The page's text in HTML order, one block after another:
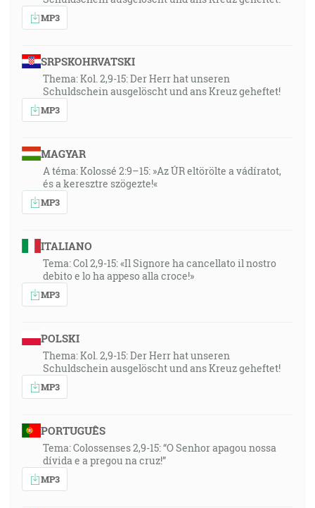
MP3
SRPSKOHRVATSKI
Thema: Kol. 2,9-15: Der Herr hat unseren
Schuldschein ausgelöscht und ans Kreuz geheftet!
MP3
MAGYAR
A téma: Kolossé 2:9–15: »Az ÚR eltörölte a vádíratot,
és a keresztre szögezte!«
MP3
ITALIANO
Tema: Col 2,9-15: «Il Signore ha cancellato il nostro
debito e lo ha appeso alla croce!»
MP3
POLSKI
Thema: Kol. 2,9-15: Der Herr hat unseren
Schuldschein ausgelöscht und ans Kreuz geheftet!
MP3
PORTUGUÊS
Tema: Colossenses 2,9-15: “O Senhor apagou nossa
dívida e a pregou na cruz!”
MP3